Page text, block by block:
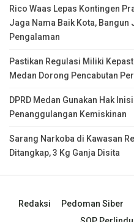
Rico Waas Lepas Kontingen
Jaga Nama Baik Kota, Bangun
Pengalaman
Pastikan Regulasi Miliki
Medan Dorong Pencabutan
DPRD Medan Gunakan Hak
Penanggulangan Kemiskinan
Sarang Narkoba di Kawasan
Ditangkap, 3 Kg Ganja Disita
Redaksi Pedoman Siber